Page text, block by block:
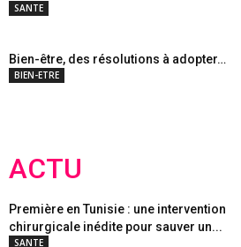
SANTE
Bien-être, des résolutions à adopter…
BIEN-ETRE
ACTU
Première en Tunisie : une intervention
chirurgicale inédite pour sauver un...
SANTE